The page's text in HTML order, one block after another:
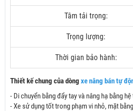
Tâm tải trọng:
Trọng lượng:
Thời gian bảo hành:
Thiết kế chung của dòng xe nâng bán tự
- Di chuyển bằng đẩy tay và nâng hạ bằng
- Xe sử dụng tốt trong phạm vi nhỏ, mặt